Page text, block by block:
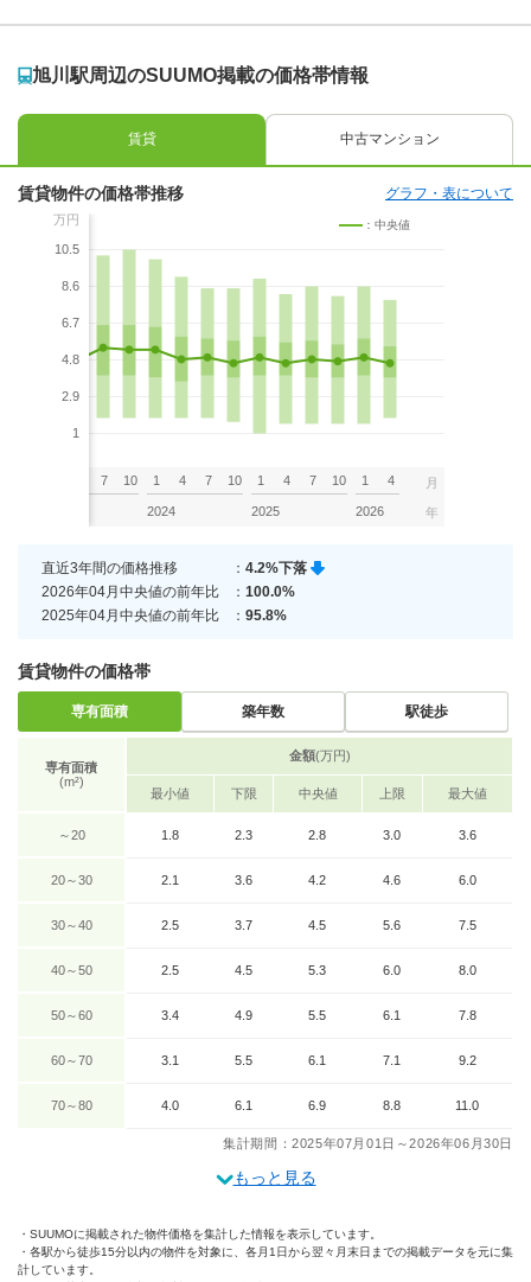
旭川駅周辺のSUUMO掲載の価格帯情報
賃貸 中古マンション
賃貸物件の価格帯推移 グラフ・表について
万円
10.5
8.6
6.7
4.8
2.9
1
：中央値
7 10 1 4 7 10
2024
1 4 7 10
2025
1 4
2026
月
年
直近3年間の価格推移 ： 4.2%下落
2026年04月中央値の前年比
： 100.0%
2025年04月中央値の前年比
： 95.8%
賃貸物件の価格帯
専有面積 築年数 駅徒歩
専有面積
(m²)
金額(万円)
最小値 下限 中央値 上限 最大値
～20 1.8 2.3 2.8 3.0 3.6
20～30 2.1 3.6 4.2 4.6 6.0
30～40 2.5 3.7 4.5 5.6 7.5
40～50 2.5 4.5 5.3 6.0 8.0
50～60 3.4 4.9 5.5 6.1 7.8
60～70 3.1 5.5 6.1 7.1 9.2
70～80 4.0 6.1 6.9 8.8 11.0
集計期間：2025年07月01日～2026年06月30日
もっと見る
SUUMOに掲載された物件価格を集計した情報を表示しています。
各駅から徒歩15分以内の物件を対象に、各月1日から翌々月末日までの掲載データを元に集
計しています。